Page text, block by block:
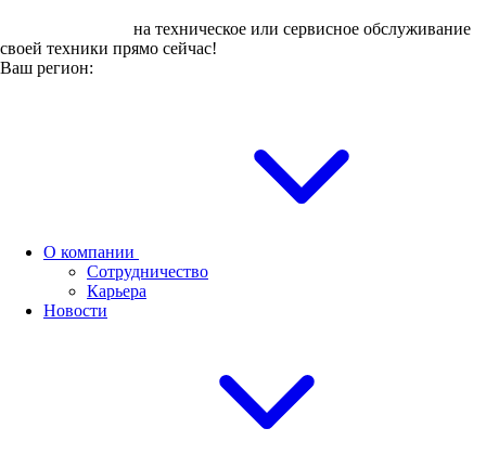
на техническое или сервисное обслуживание
своей техники прямо сейчас!
Ваш регион:
О компании
Сотрудничество
Карьера
Новости